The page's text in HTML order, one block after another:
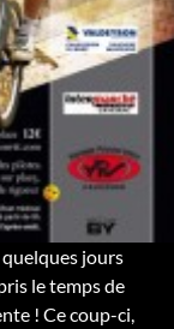
jours
le temps de
! Ce coup-ci,